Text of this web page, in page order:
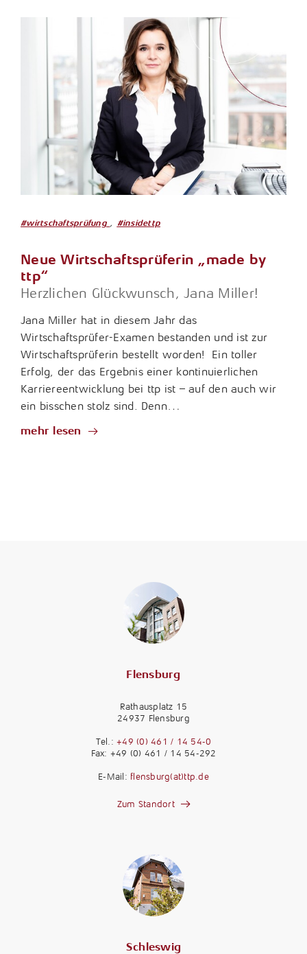
#wirtschaftsprüfung , #insidettp
Neue Wirtschaftsprüferin „made by
ttp“
Herzlichen Glückwunsch, Jana Miller!
Jana Miller hat in diesem Jahr das
Wirtschaftsprüfer-Examen bestanden und ist zur
Wirtschaftsprüferin bestellt worden! Ein toller
Erfolg, der das Ergebnis einer kontinuierlichen
Karriereentwicklung bei ttp ist – auf den auch wir
ein bisschen stolz sind. Denn…
mehr lesen
Flensburg
Rathausplatz 15
24937 Flensburg
Tel.:+49 (0) 461 / 14 54-0
Fax: +49 (0) 461 / 14 54-292
E-Mail: flensburg(at)ttp.de
Zum Standort
Schleswig